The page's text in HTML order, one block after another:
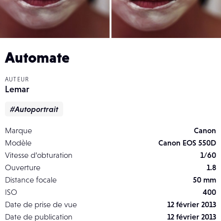
Automate
AUTEUR
Lemar
#Autoportrait
Marque
Canon
Modèle
Canon EOS 550D
Vitesse d’obturation
1/60
Ouverture
1.8
Distance focale
50 mm
ISO
400
Date de prise de vue
12 février 2013
Date de publication
12 février 2013